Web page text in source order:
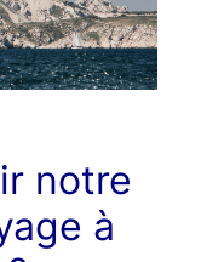
notre
à